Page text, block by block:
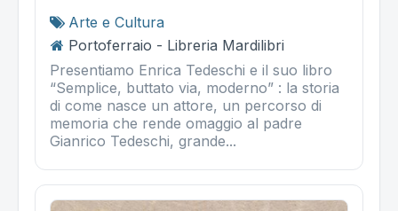
Arte e Cultura
Portoferraio - Libreria Mardilibri
Presentiamo Enrica Tedeschi e il suo libro
“Semplice, buttato via, moderno” : la storia
di come nasce un attore, un percorso di
memoria che rende omaggio al padre
Gianrico Tedeschi, grande...